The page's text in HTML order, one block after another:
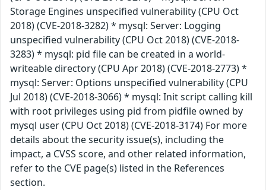
Storage Engines unspecified vulnerability (CPU Oct
2018) (CVE-2018-3282) * mysql: Server: Logging
unspecified vulnerability (CPU Oct 2018) (CVE-2018-
3283) * mysql: pid file can be created in a world-
writeable directory (CPU Apr 2018) (CVE-2018-2773) *
mysql: Server: Options unspecified vulnerability (CPU
Jul 2018) (CVE-2018-3066) * mysql: Init script calling kill
with root privileges using pid from pidfile owned by
mysql user (CPU Oct 2018) (CVE-2018-3174) For more
details about the security issue(s), including the
impact, a CVSS score, and other related information,
refer to the CVE page(s) listed in the References
section.